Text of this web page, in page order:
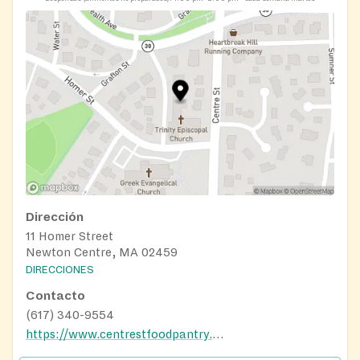
members. When you arrive a volunteer will work with
you to fill out the registration form.
We are located at 11 Homer St, Newton, however we
distribute food out of our side entrance on Furber
Lane. If you are arriving by car, please pull into the
line on Homer Street. If you are walking to us, please
go to the tent closest to Homer Street and a volunteer
will come to meet you.
Dirección
11 Homer Street
Newton Centre, MA 02459
DIRECCIONES
Contacto
(617) 340-9554
https://www.centrestfoodpantry.org/